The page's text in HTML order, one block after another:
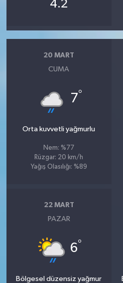
4.2
20 MART
CUMA
7°
Orta kuvvetli yağmurlu
Nem: %77
Rüzgar: 20 km/h
Yağış Olasılığı: %89
22 MART
PAZAR
6°
Bölgesel düzensiz yağmur